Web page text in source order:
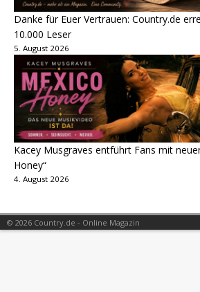
Danke für Euer Vertrauen: Country.de
10.000 Leser
5. August 2026
Kacey Musgraves entführt Fans mit
Honey“
4. August 2026
© 2026 Country.de - Online Magazin